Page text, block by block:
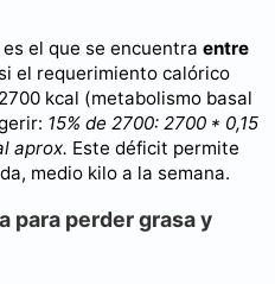
el que se encuentra entre
el requerimiento calórico
kcal (metabolismo basal
15% de 2700: 2700 * 0,15
aprox. Este déficit permite
medio kilo a la semana.
para perder grasa y